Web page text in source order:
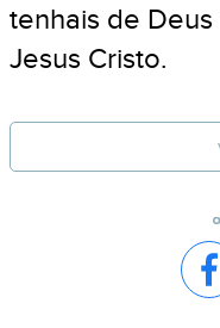
tenhais de
Jesus Cristo.